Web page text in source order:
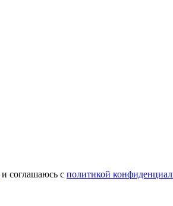
и соглашаюсь с политикой